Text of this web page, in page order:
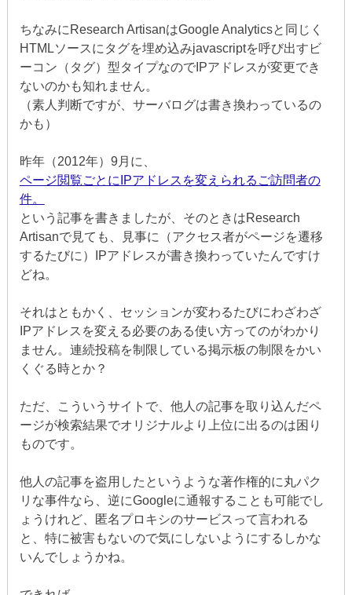
ちなみにResearch ArtisanはGoogle Analyticsと同じく
HTMLソースにタグを埋め込みjavascriptを呼び出すビ
ーコン（タグ）型タイプなのでIPアドレスが変更でき
ないのかも知れません。
（素人判断ですが、サーバログは書き換わっているの
かも）
昨年（2012年）9月に、
ページ閲覧ごとにIPアドレスを変えられるご訪問者の
件。
という記事を書きましたが、そのときはResearch
Artisanで見ても、見事に（アクセス者がページを遷移
するたびに）IPアドレスが書き換わっていたんですけ
どね。
それはともかく、セッションが変わるたびにわざわざ
IPアドレスを変える必要のある使い方ってのがわかり
ません。連続投稿を制限している掲示板の制限をかい
くぐる時とか？
ただ、こういうサイトで、他人の記事を取り込んだペ
ージが検索結果でオリジナルより上位に出るのは困り
ものです。
他人の記事を盗用したというような著作権的に丸パク
リな事件なら、逆にGoogleに通報することも可能でし
ょうけれど、匿名プロキシのサービスって言われる
と、特に被害もないので気にしないようにするしかな
いんでしょうかね。